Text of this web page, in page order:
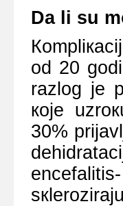
Dа li su
оd 20
rаzlоg је
које
30%